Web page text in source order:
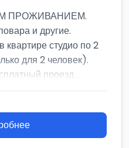
ПРОЖИВАНИЕМ.
и другие.
студио по 2
для 2 человек).
проезд...